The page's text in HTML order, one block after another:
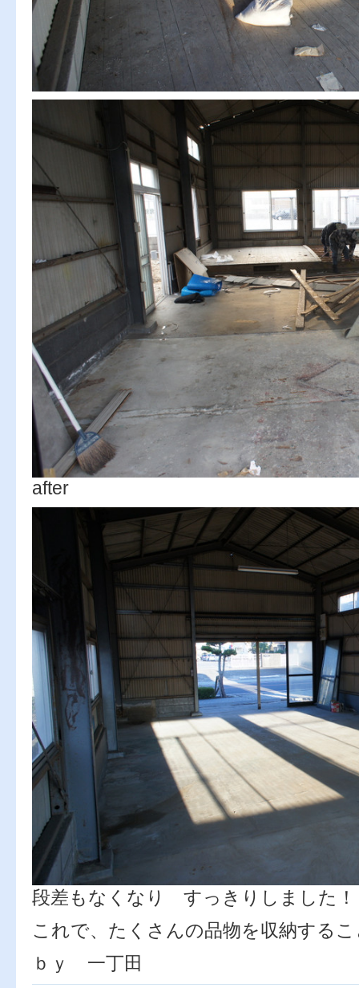
after
段差もなくなり すっきりしました！
これで、たくさんの品物を収納する
ｂｙ 一丁田